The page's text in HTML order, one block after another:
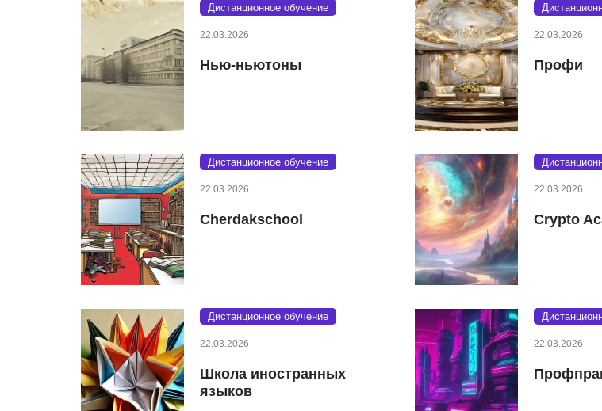
Дистанционное обучение
22.03.2026
Нью-ньютоны
22.03.2026
Профи
Дистанционное обучение
22.03.2026
Cherdakschool
22.03.2026
Crypto
Дистанционное обучение
22.03.2026
Школа иностранных
языков
22.03.2026